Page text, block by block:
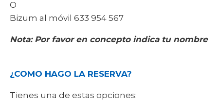
O
Bizum al móvil 633 954 567
Nota: Por favor en concepto indica tu nombre-
¿COMO HAGO LA RESERVA?
Tienes una de estas opciones: